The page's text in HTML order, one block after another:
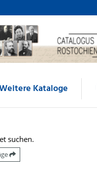
Kataloge
suchen.